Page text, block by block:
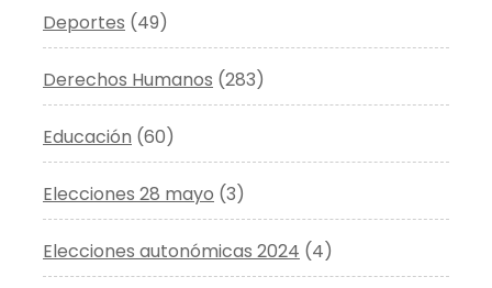
Deportes (49)
Derechos Humanos (283)
Educación (60)
Elecciones 28 mayo (3)
Elecciones autonómicas 2024 (4)